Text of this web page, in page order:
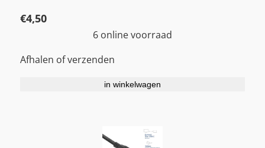
€4,50
6 online voorraad
Afhalen of verzenden
in winkelwagen